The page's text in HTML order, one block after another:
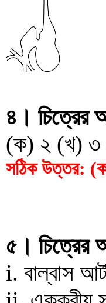
৪। চিত্রের
(ক) ২ (খ)
সঠিক উত্তর:
৫। চিত্রের
i. বাল্বাস